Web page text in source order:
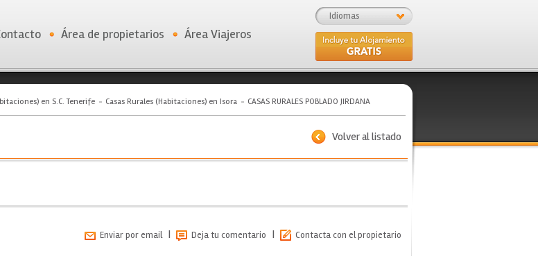
Idiomas
Área de propietarios Área Viajeros
en S.C. Tenerife Casas Rurales (Habitaciones) en Isora CASAS RURALES POBLADO JIRDANA
Volver al listado
Enviar por email | Deja tu comentario | Contacta con el propietario